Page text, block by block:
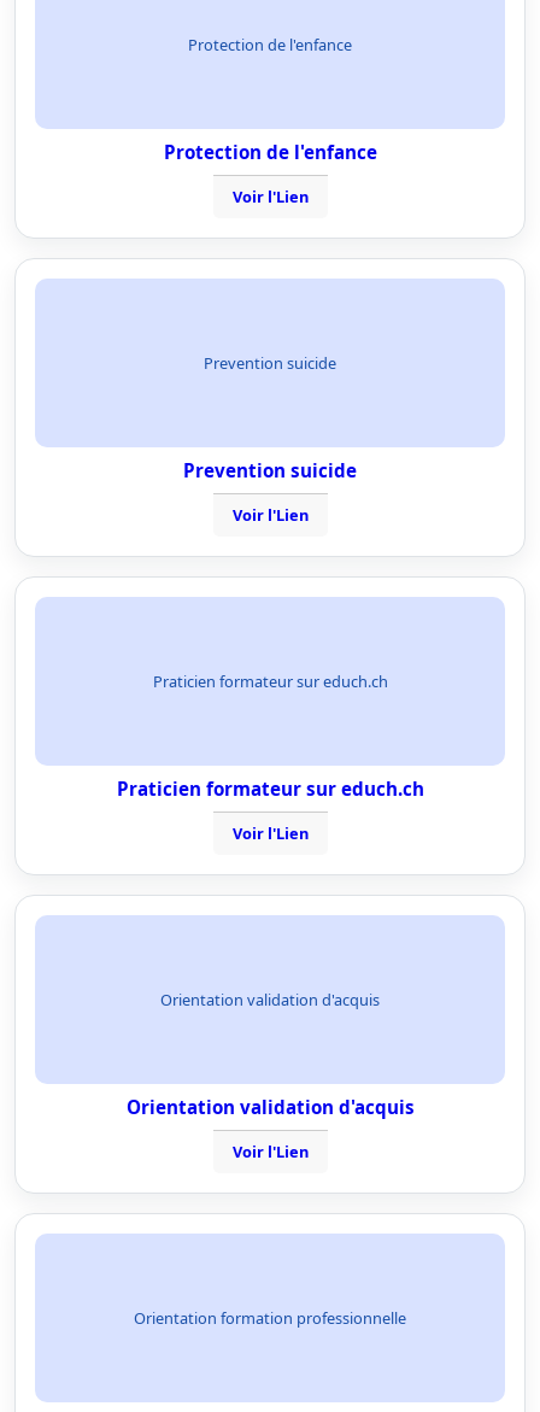
Protection de l'enfance
Protection de l'enfance
Voir l'Lien
Prevention suicide
Prevention suicide
Voir l'Lien
Praticien formateur sur educh.ch
Praticien formateur sur educh.ch
Voir l'Lien
Orientation validation d'acquis
Orientation validation d'acquis
Voir l'Lien
Orientation formation professionnelle